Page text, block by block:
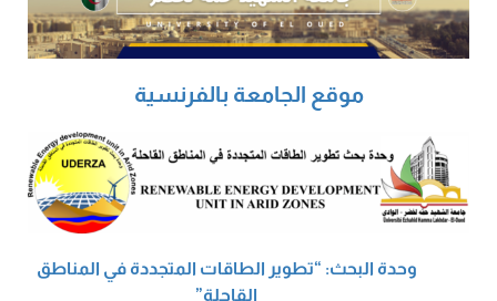
موقع الجامعة بالفرنسية
وحدة البحث: “تطوير الطاقات المتجددة في المناطق
القاحلة”